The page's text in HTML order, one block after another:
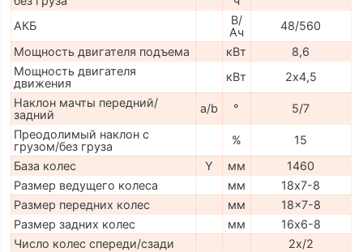
АКБ
В/
Ач
48/560
Мощность двигателя подъема
кВт
8,6
Мощность двигателя
движения
кВт
2х4,5
Наклон мачты передний/
задний
a/b °
5/7
Преодолимый наклон с
грузом/без груза
%
15
База колес
Y мм
1460
Размер ведущего колеса
мм
18х7-8
Размер передних колес
мм
18x7-8
Размер задних колес
мм
16х6-8
Число колес спереди/сзади
2x/2